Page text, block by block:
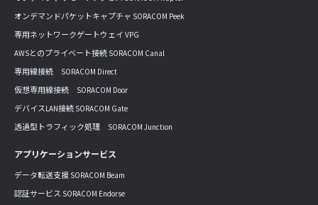
オンデマンドパケットキャプチャ SORACOM Peek
専用ネットワークゲートウェイ VPG
AWSとのプライベート接続 SORACOM Canal
専用線接続 SORACOM Direct
仮想専用線接続 SORACOM Door
デバイスLAN接続 SORACOM Gate
透過型トラフィック処理 SORACOM Junction
アプリケーションサービス
データ転送支援 SORACOM Beam
認証サービス SORACOM Endorse